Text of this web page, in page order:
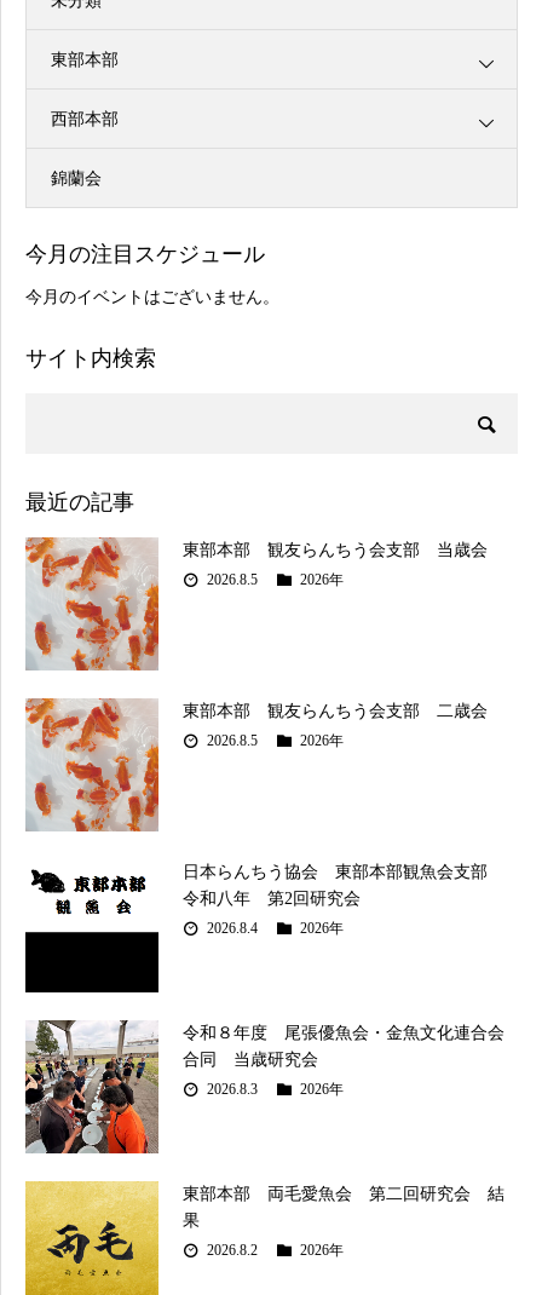
東部本部
西部本部
錦蘭会
今月の注目スケジュール
今月のイベントはございません。
サイト内検索
最近の記事
東部本部 観友らんちう会支部 当歳会
2026.8.5 2026年
東部本部 観友らんちう会支部 二歳会
2026.8.5 2026年
日本らんちう協会 東部本部観魚会支部
令和八年 第2回研究会
2026.8.4 2026年
令和８年度 尾張優魚会・金魚文化連合会
合同 当歳研究会
2026.8.3 2026年
東部本部 両毛愛魚会 第二回研究会 結
果
2026.8.2 2026年